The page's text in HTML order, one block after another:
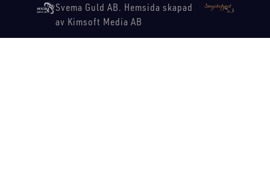
Svema Guld AB. Hemsida skapad
av Kimsoft Media AB